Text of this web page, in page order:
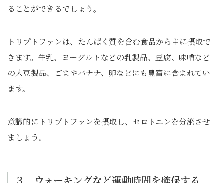
ることができるでしょう。
トリプトファンは、たんぱく質を含む食品から主に摂取で
きます。牛乳、ヨーグルトなどの乳製品、豆腐、味噌など
の大豆製品、ごまやバナナ、卵などにも豊富に含まれてい
ます。
意識的にトリプトファンを摂取し、セロトニンを分泌させ
ましょう。
３．ウォーキングなど運動時間を確保する